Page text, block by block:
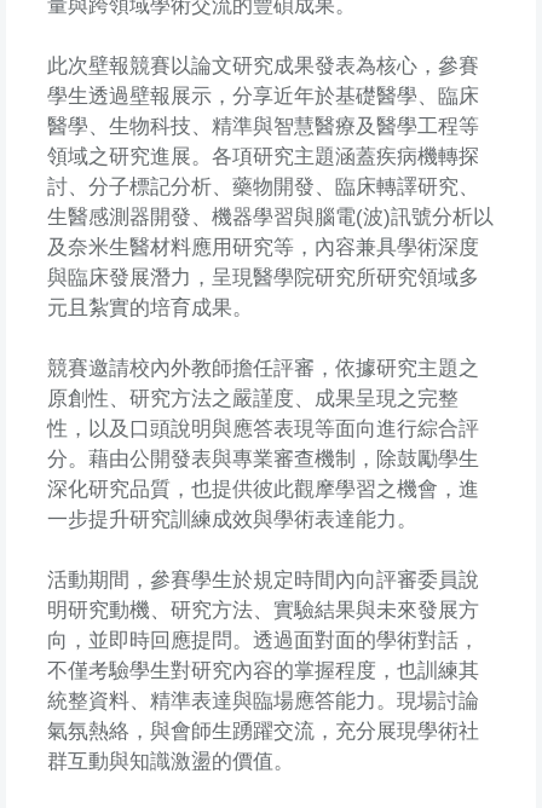
量與跨領域學術交流的豐碩成果。
此次壁報競賽以論文研究成果發表為核心，參賽
學生透過壁報展示，分享近年於基礎醫學、臨床
醫學、生物科技、精準與智慧醫療及醫學工程等
領域之研究進展。各項研究主題涵蓋疾病機轉探
討、分子標記分析、藥物開發、臨床轉譯研究、
生醫感測器開發、機器學習與腦電(波)訊號分析以
及奈米生醫材料應用研究等，內容兼具學術深度
與臨床發展潛力，呈現醫學院研究所研究領域多
元且紮實的培育成果。
競賽邀請校內外教師擔任評審，依據研究主題之
原創性、研究方法之嚴謹度、成果呈現之完整
性，以及口頭說明與應答表現等面向進行綜合評
分。藉由公開發表與專業審查機制，除鼓勵學生
深化研究品質，也提供彼此觀摩學習之機會，進
一步提升研究訓練成效與學術表達能力。
活動期間，參賽學生於規定時間內向評審委員說
明研究動機、研究方法、實驗結果與未來發展方
向，並即時回應提問。透過面對面的學術對話，
不僅考驗學生對研究內容的掌握程度，也訓練其
統整資料、精準表達與臨場應答能力。現場討論
氣氛熱絡，與會師生踴躍交流，充分展現學術社
群互動與知識激盪的價值。